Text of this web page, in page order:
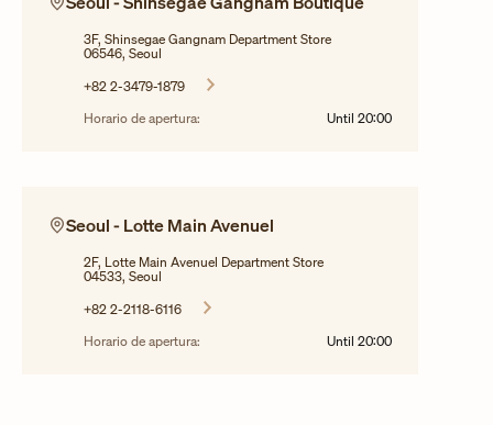
3F, Shinsegae Gangnam Department Store
06546, Seoul
+82 2-3479-1879
Horario de apertura:
Until 20:00
Seoul - Lotte Main Avenuel
2F, Lotte Main Avenuel Department Store
04533, Seoul
+82 2-2118-6116
Horario de apertura:
Until 20:00